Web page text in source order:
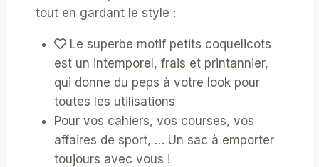
tout en gardant le style :
Le superbe motif petits coquelicots
est un intemporel, frais et printannier,
qui donne du peps à votre look pour
toutes les utilisations
Pour vos cahiers, vos courses, vos
affaires de sport, … Un sac à emporter
toujours avec vous !